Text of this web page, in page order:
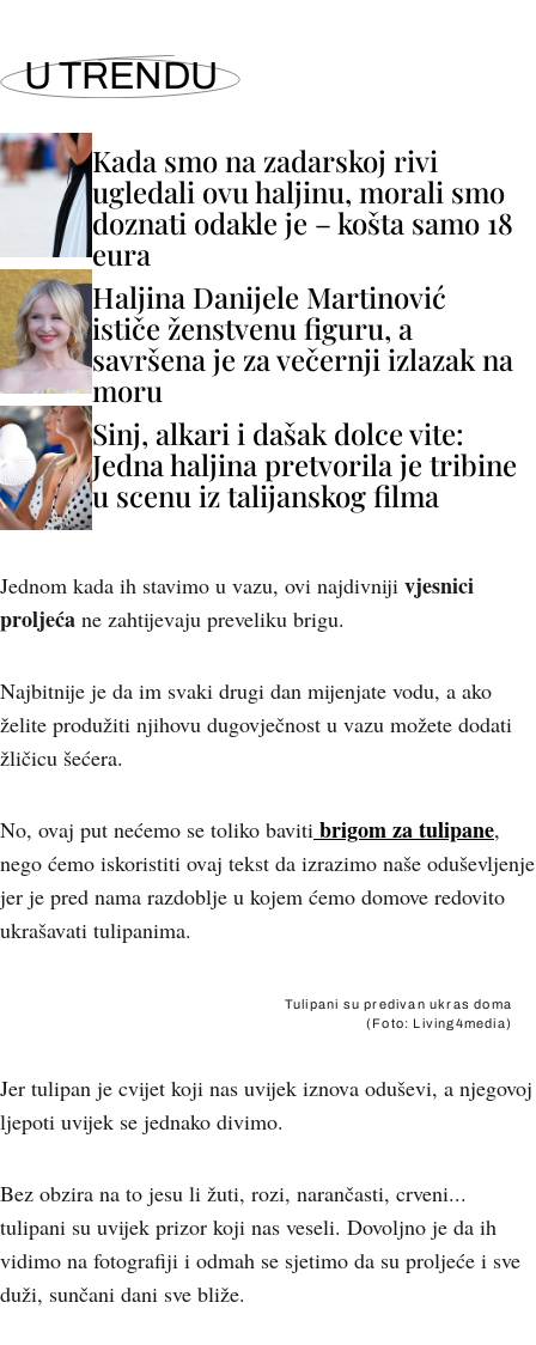
U TRENDU
Kada smo na zadarskoj rivi
ugledali ovu haljinu, morali smo
doznati odakle je – košta samo 18
eura
Haljina Danijele Martinović
ističe ženstvenu figuru, a
savršena je za večernji izlazak na
moru
Sinj, alkari i dašak dolce vite:
Jedna haljina pretvorila je tribine
u scenu iz talijanskog filma
Jednom kada ih stavimo u vazu, ovi najdivniji vjesnici
proljeća ne zahtijevaju preveliku brigu.
Najbitnije je da im svaki drugi dan mijenjate vodu, a ako
želite produžiti njihovu dugovječnost u vazu možete dodati
žličicu šećera.
No, ovaj put nećemo se toliko baviti brigom za tulipane,
nego ćemo iskoristiti ovaj tekst da izrazimo naše oduševljenje
jer je pred nama razdoblje u kojem ćemo domove redovito
ukrašavati tulipanima.
Tulipani su predivan ukras doma
(Foto: Living4media)
Jer tulipan je cvijet koji nas uvijek iznova oduševi, a njegovoj
ljepoti uvijek se jednako divimo.
Bez obzira na to jesu li žuti, rozi, narančasti, crveni...
tulipani su uvijek prizor koji nas veseli. Dovoljno je da ih
vidimo na fotografiji i odmah se sjetimo da su proljeće i sve
duži, sunčani dani sve bliže.